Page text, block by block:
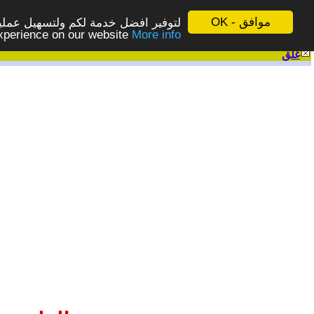
موافق - OK
لتوفير افضل خدمة لكم ولتسهيل
on our website More info - المزيد
غلق